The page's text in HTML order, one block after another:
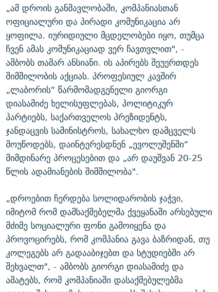
„ამ დროის განმავლობაში, კომპანიასთან
ოფიციალური და პირადი კომუნიკაცია არ
ყოფილა. იურიდიული მცდელობები იყო, თუმცა
ჩვენ ამას კომუნიკაციად ვერ ჩავთვლით", -
ამბობს თამარ ანსიანი. ის აპირებს შეუერთდეს
შიმშილობის აქციას. პროფესიულ კავშირ
„ლაბორის“ წარმომადგენელი გიორგი
დიასამიძე ხელისუფლებას, პოლიტიკურ
პარტიებს, საქართველოს პრეზიდენტს,
ჯანდაცვის სამინისტროს, სახალხო დამცველს
მოუწოდებს, დაინტერესდნენ „ევოლუშენში“
მიმდინარე პროცესებით და „არ დაუშვან 20-25
წლის ადამიანების შიმშილობა".
„დროებით ჩერდება სოლიდარობის ჯაჭვი,
იმიტომ რომ დამსაქმებელმა ქვეყანაში არსებული
მძიმე სოციალური ფონი გამოიყენა და
პროვოცირებს, რომ კომპანია გავა ბაზრიდან, თუ
კოლეგებს არ გადააბიჯებთ და სტუდიებში არ
შეხვალთ", - ამბობს გიორგი დიასამიძე და
ამატებს, რომ კომპანიაში დასაქმებულებმა